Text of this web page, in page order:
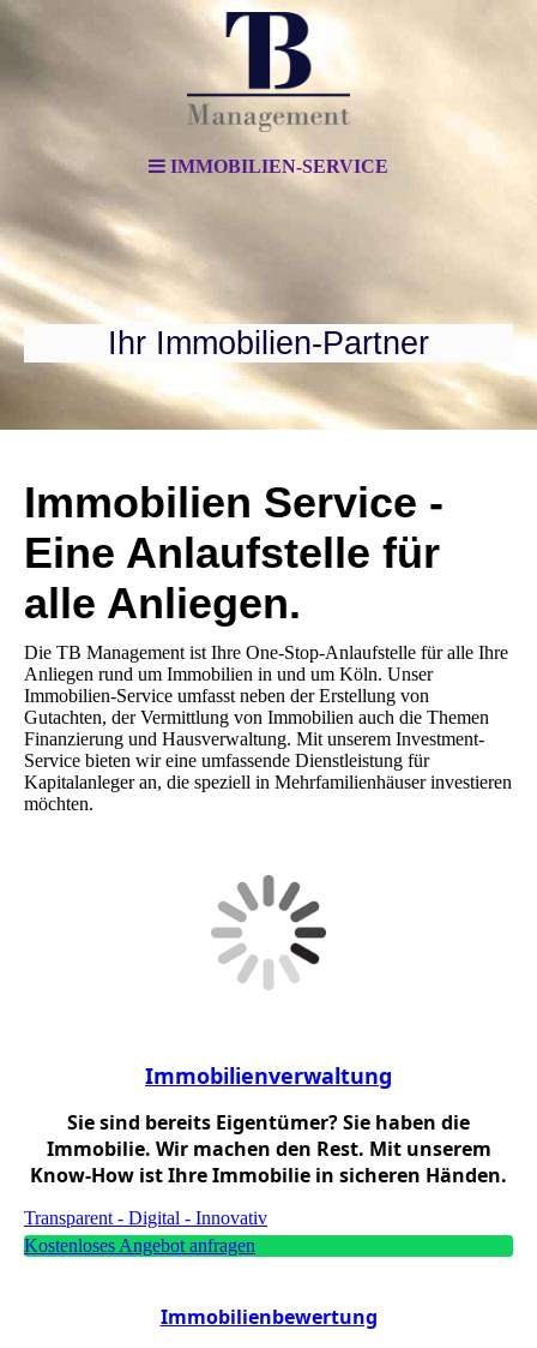
IMMOBILIEN-SERVICE
Ihr Immobilien-Partner
Immobilien Service -
Eine Anlaufstelle für
alle Anliegen.
Die TB Management ist Ihre One-Stop-Anlaufstelle für alle Ihre
Anliegen rund um Immobilien in und um Köln. Unser
Immobilien-Service umfasst neben der Erstellung von
Gutachten, der Vermittlung von Immobilien auch die Themen
Finanzierung und Hausverwaltung. Mit unserem Investment-
Service bieten wir eine umfassende Dienstleistung für
Kapitalanleger an, die speziell in Mehrfamilienhäuser investieren
möchten.
Immobilienverwaltung
Sie sind bereits Eigentümer? Sie haben die
Immobilie. Wir machen den Rest. Mit unserem
Know-How ist Ihre Immobilie in sicheren Händen.
Transparent - Digital - Innovativ
Kostenloses Angebot anfragen
Immobilienbewertung